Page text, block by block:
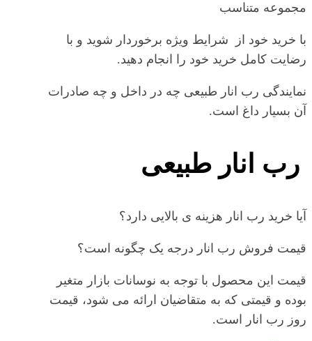
مجموعه متناسب
با خرید خود از شرایط ویژه برخوردار شوید و با
رضایت کامل خرید خود را انجام دهید.
نمایندگی رب انار طبیعی چه در داخل و چه صادرات
آن بسیار داغ است.
رب انار طبیعی
آیا خرید رب انار هزینه ی بالایی دارد؟
قیمت فروش رب انار درجه یک چگونه است؟
قیمت این محصول با توجه به نوسانات بازار متغیر
بوده و قیمتی که به متقاضیان ارائه می شود، قیمت
روز رب انار است.